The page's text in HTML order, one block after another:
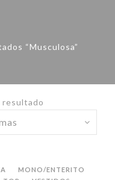
“Musculosa”
MONO/ENTERITO